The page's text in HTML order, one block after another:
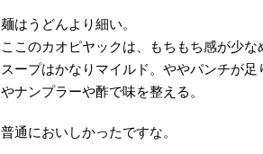
麺はうどんより細い。
ここのカオピヤックは、もちもち感が少な
スープはかなりマイルド。ややパンチが
やナンプラーや酢で味を整える。
普通においしかったですな。